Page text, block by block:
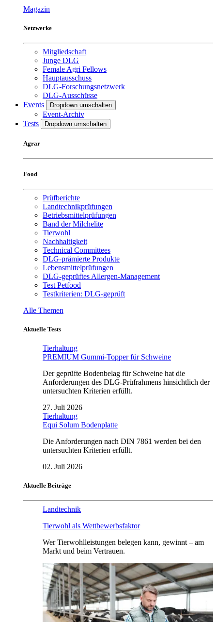
Magazin
Netzwerke
Mitgliedschaft
Junge DLG
Female Agri Fellows
Hauptausschuss
DLG-Forschungsnetzwerk
DLG-Ausschüsse
Events
Dropdown umschalten
Event-Archiv
Tests
Dropdown umschalten
Agrar
Food
Prüfberichte
Landtechnikprüfungen
Betriebsmittelprüfungen
Band der Milchelite
Tierwohl
Nachhaltigkeit
Technical Committees
DLG-prämierte Produkte
Lebensmittelprüfungen
DLG-geprüftes Allergen-Management
Test Petfood
Testkriterien: DLG-geprüft
Alle Themen
Aktuelle Tests
Tierhaltung
PREMIUM Gummi-Topper für Schweine
Der geprüfte Bodenbelag für Schweine hat die
Anforderungen des DLG-Prüfrahmens hinsichtlich der
untersuchten Kriterien erfüllt.
27. Juli 2026
Tierhaltung
Equi Solum Bodenplatte
Die Anforderungen nach DIN 7861 werden bei den
untersuchten Kriterien erfüllt.
02. Juli 2026
Aktuelle Beiträge
Landtechnik
Tierwohl als Wettbewerbsfaktor
Wer Tierwohlleistungen belegen kann, gewinnt – am
Markt und beim Vertrauen.